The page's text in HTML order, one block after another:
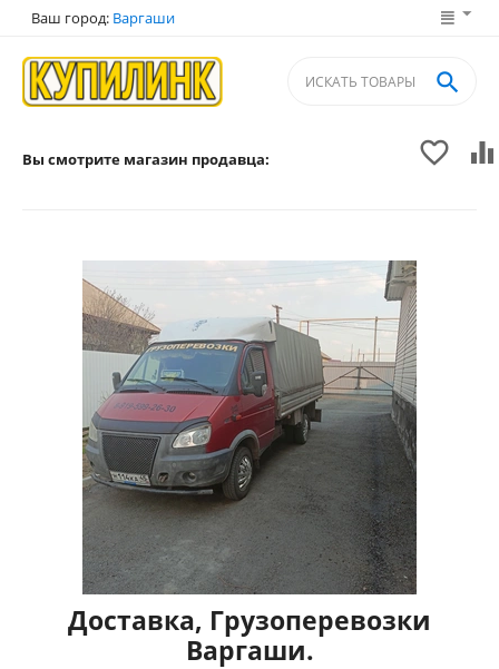
Ваш город: Варгаши
 

Вы смотрите магазин продавца:
Доставка, Грузоперевозки
Варгаши.